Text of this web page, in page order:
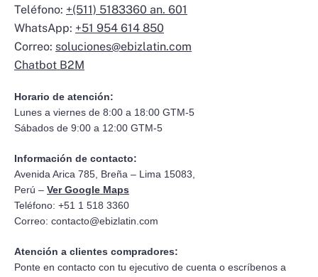
Teléfono: +(511) 5183360 an. 601
WhatsApp: +51 954 614 850
Correo: soluciones@ebizlatin.com
Chatbot B2M
Horario de atención:
Lunes a viernes de 8:00 a 18:00 GTM-5
Sábados de 9:00 a 12:00 GTM-5
Información de contacto:
Avenida Arica 785, Breña – Lima 15083,
Perú – Ver Google Maps
Teléfono: +51 1 518 3360
Correo: contacto@ebizlatin.com
Atención a clientes compradores:
Ponte en contacto con tu ejecutivo de cuenta o escríbenos a